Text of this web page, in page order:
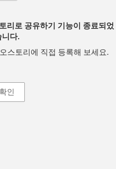
리로 공유하기 기능이 종료되었
니다.
스토리에 직접 등록해 보세요.
확인